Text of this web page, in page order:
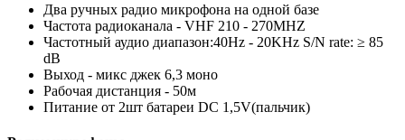
Два ручных радио микрофона на одной базе
Частота радиоканала - VHF 210 - 270MHZ
Частотный аудио диапазон:40Hz - 20KHz S/N rate: ≥ 85
dB
Выход - микс джек 6,3 моно
Рабочая дистанция - 50м
Питание от 2шт батареи DC 1,5V(пальчик)